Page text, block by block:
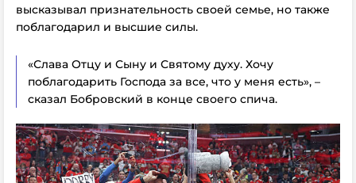
высказывал признательность своей семье, но также
поблагодарил и высшие силы.
«Слава Отцу и Сыну и Святому духу. Хочу
поблагодарить Господа за все, что у меня есть», –
сказал Бобровский в конце своего спича.